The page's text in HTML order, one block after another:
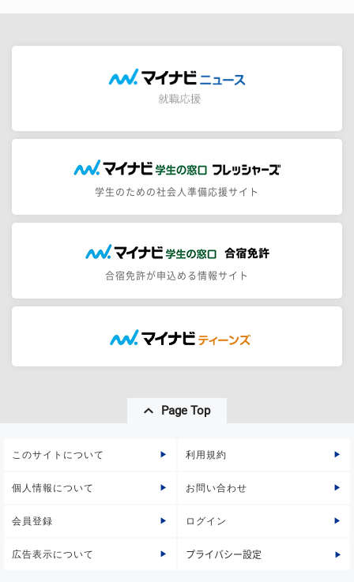
学生のための社会人準備応援サイト
合宿免許が申込める情報サイト
Page Top
このサイトについて 利用規約
個人情報について お問い合わせ
会員登録 ログイン
広告表示について プライバシー設定